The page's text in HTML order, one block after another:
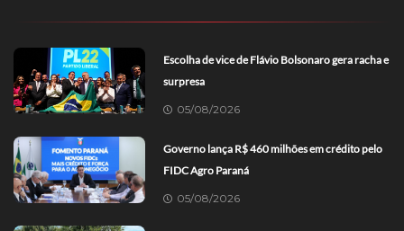
Escolha de vice de Flávio Bolsonaro gera racha e
surpresa
05/08/2026
Governo lança R$ 460 milhões em crédito pelo
FIDC Agro Paraná
05/08/2026